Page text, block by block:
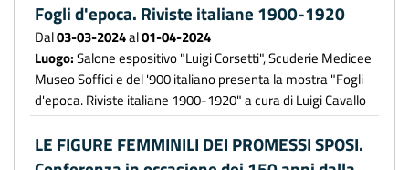
Fogli d'epoca. Riviste italiane 1900-1920
Dal03-03-2024al01-04-2024
Luogo:Salone espositivo "Luigi Corsetti", Scuderie Medicee
Museo Soffici e del '900 italiano presenta la mostra "Fogli
d'epoca. Riviste italiane 1900-1920" a cura di Luigi Cavallo
LE FIGURE FEMMINILI DEI PROMESSI SPOSI.